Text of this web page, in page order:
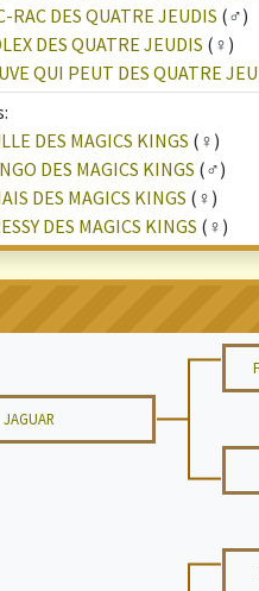
RAC DES QUATRE JEUDIS (♂)
DES QUATRE JEUDIS (♀)
QUI PEUT DES QUATRE
DES MAGICS KINGS (♀)
DES MAGICS KINGS (♂)
DES MAGICS KINGS (♀)
DES MAGICS KINGS (♀)
JAGUAR